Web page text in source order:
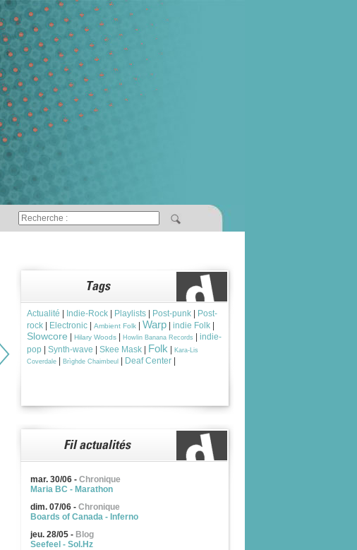
Actualité Indie-Rock Playlists Post-punk
Post-
rock
Electronic Ambient Folk Warp indie Folk
Slowcore Hilary Woods Howlin Banana Records
indie-
pop
Synth-wave Skee Mask Folk
Kara-Lis
Coverdale
Brìghde Chaimbeul Deaf Center
mar. 30/06 - Chronique
Maria BC - Marathon
dim. 07/06 - Chronique
Boards of Canada - Inferno
jeu. 28/05 - Blog
Seefeel - Sol.Hz